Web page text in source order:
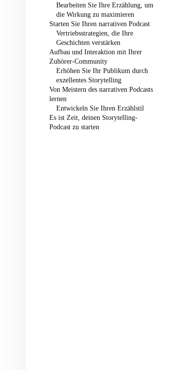
Bearbeiten Sie Ihre Erzählung, um
die Wirkung zu maximieren
Starten Sie Ihren narrativen Podcast
Vertriebsstrategien, die Ihre
Geschichten verstärken
Aufbau und Interaktion mit Ihrer
Zuhörer-Community
Erhöhen Sie Ihr Publikum durch
exzellentes Storytelling
Von Meistern des narrativen Podcasts
lernen
Entwickeln Sie Ihren Erzählstil
Es ist Zeit, deinen Storytelling-
Podcast zu starten